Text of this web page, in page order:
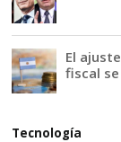
El
fiscal
Tecnología